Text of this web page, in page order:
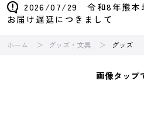
2026/07/29 令和8年熊本
お届け遅延につきまして
ホーム グッズ・文具 グッズ
画像タップ